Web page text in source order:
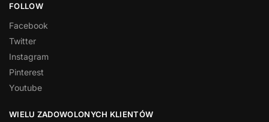
FOLLOW
Facebook
Twitter
Instagram
Pinterest
Youtube
WIELU ZADOWOLONYCH KLIENTÓW